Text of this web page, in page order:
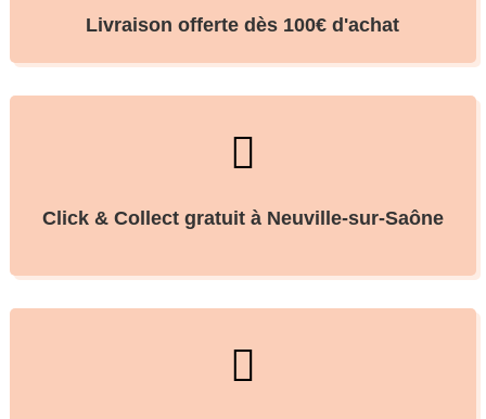
Livraison offerte dès 100€ d'achat

Click & Collect gratuit à Neuville-sur-Saône
